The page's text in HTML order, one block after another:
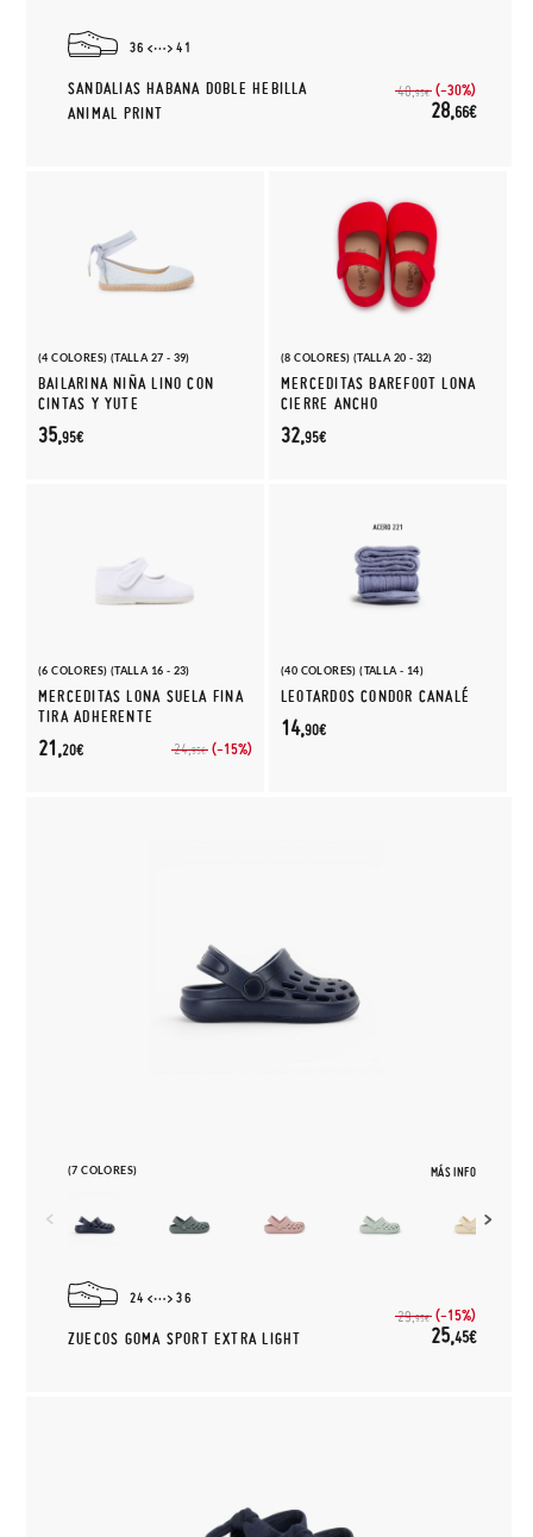
36 41
SANDALIAS HABANA DOBLE HEBILLA
ANIMAL PRINT
40,95€ (-30%)
28,66€
(4 COLORES) (TALLA 27 - 39)
BAILARINA NIÑA LINO CON
CINTAS Y YUTE
35,95€
(8 COLORES) (TALLA 20 - 32)
MERCEDITAS BAREFOOT LONA
CIERRE ANCHO
32,95€
(6 COLORES) (TALLA 16 - 23)
MERCEDITAS LONA SUELA FINA
TIRA ADHERENTE
24,95€ (-15%)
21,20€
(40 COLORES) (TALLA - 14)
LEOTARDOS CONDOR CANALÉ
14,90€
(7 COLORES) MÁS INFO
24 36
ZUECOS GOMA SPORT EXTRA LIGHT
29,95€ (-15%)
25,45€